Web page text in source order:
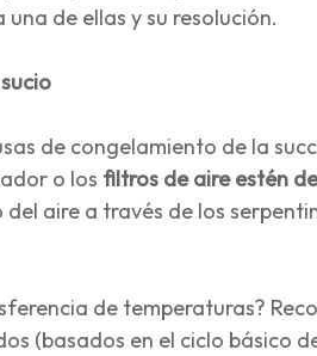
de ellas y su resolución.
de congelamiento de la
o los filtros de aire estén
aire a través de los
de temperaturas?
(basados en el ciclo básico